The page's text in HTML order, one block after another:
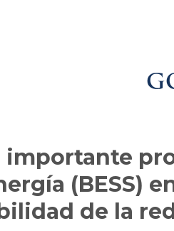
(BESS)
de la